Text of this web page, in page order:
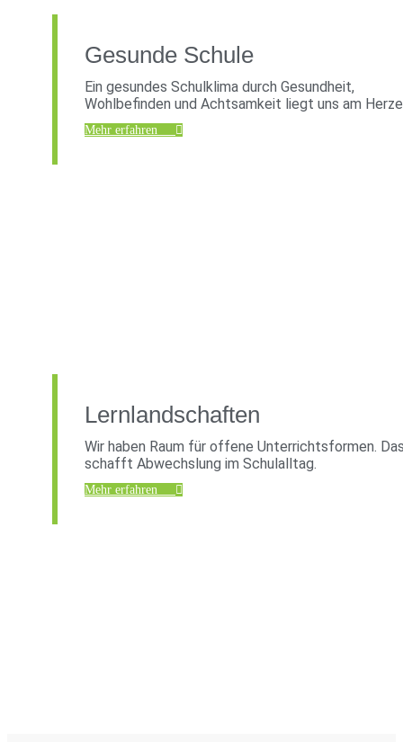
Gesunde Schule
Ein gesundes Schulklima durch Gesundheit,
Wohlbefinden und Achtsamkeit liegt uns am
Mehr erfahren
Lernlandschaften
Wir haben Raum für offene Unterrichtsformen.
schafft Abwechslung im Schulalltag.
Mehr erfahren